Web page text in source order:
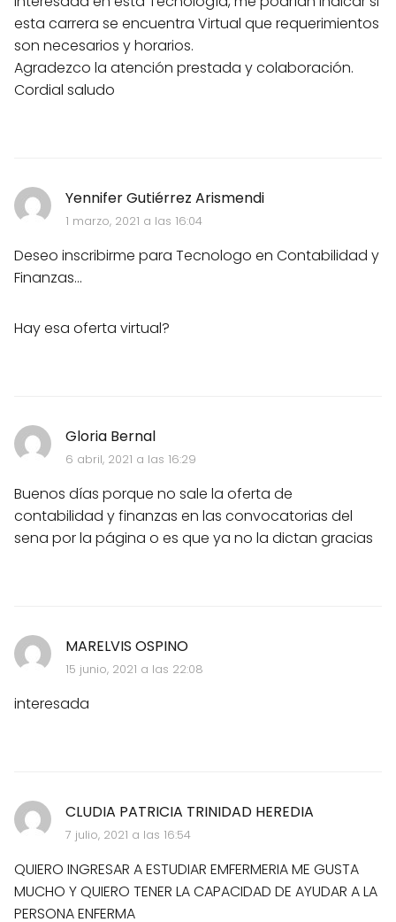
esta carrera se encuentra Virtual que requerimientos
son necesarios y horarios.
Agradezco la atención prestada y colaboración.
Cordial saludo
Yennifer Gutiérrez Arismendi
1 marzo, 2021 a las 16:04
Deseo inscribirme para Tecnologo en Contabilidad y
Finanzas...
Hay esa oferta virtual?
Gloria Bernal
6 abril, 2021 a las 16:29
Buenos días porque no sale la oferta de
contabilidad y finanzas en las convocatorias del
sena por la página o es que ya no la dictan gracias
MARELVIS OSPINO
15 junio, 2021 a las 22:08
interesada
CLUDIA PATRICIA TRINIDAD HEREDIA
7 julio, 2021 a las 16:54
QUIERO INGRESAR A ESTUDIAR EMFERMERIA ME GUSTA
MUCHO Y QUIERO TENER LA CAPACIDAD DE AYUDAR A LA
PERSONA ENFERMA